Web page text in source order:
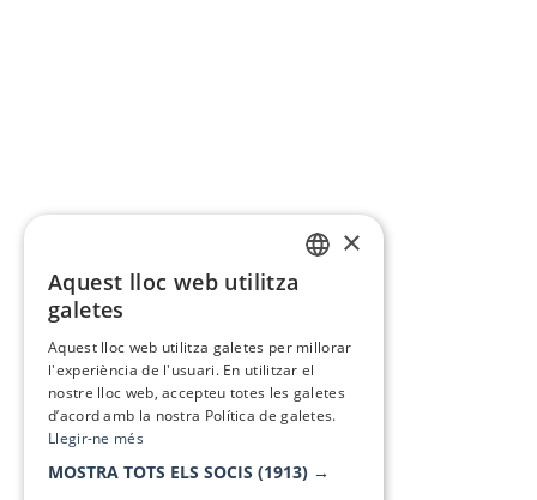
×
Aquest lloc web utilitza
galetes
Aquest lloc web utilitza galetes per millorar
l'experiència de l'usuari. En utilitzar el
nostre lloc web, accepteu totes les galetes
d’acord amb la nostra Política de galetes.
Llegir-ne més
MOSTRA TOTS ELS SOCIS (1913) →